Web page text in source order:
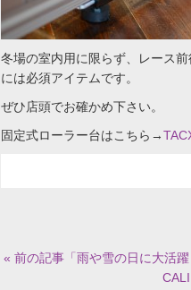
冬場の室内用に限らず、レース
には必須アイテムです。
ぜひ店頭でお確かめ下さい。
固定式ローラー台はこちら→
« 前の記事「雨や雪の日に大活躍